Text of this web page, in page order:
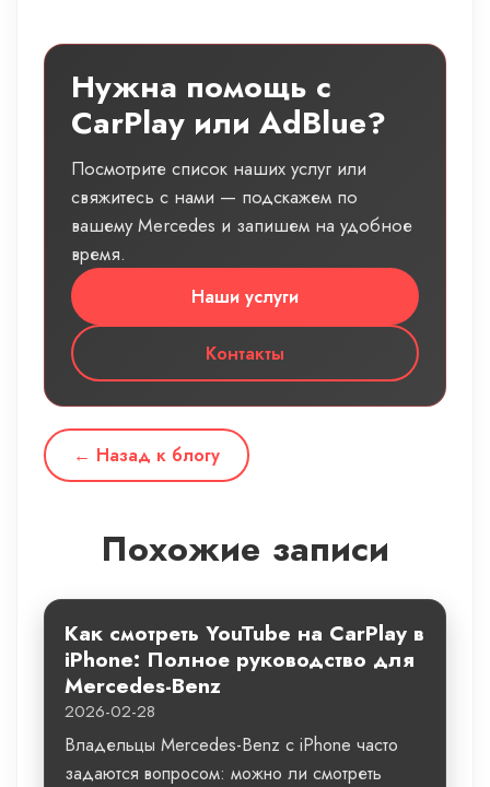
Нужна помощь с
CarPlay или AdBlue?
Посмотрите список наших услуг или
свяжитесь с нами — подскажем по
вашему Mercedes и запишем на удобное
время.
Наши услуги
Контакты
← Назад к блогу
Похожие записи
Как смотреть YouTube на CarPlay в
iPhone: Полное руководство для
Mercedes-Benz
2026-02-28
Владельцы Mercedes-Benz с iPhone часто
задаются вопросом: можно ли смотреть